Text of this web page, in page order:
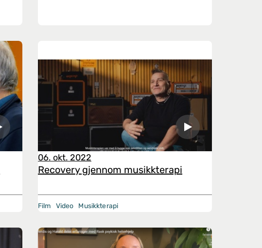
06. okt. 2022
Recovery gjennom musikkterapi
Film Video Musikkterapi